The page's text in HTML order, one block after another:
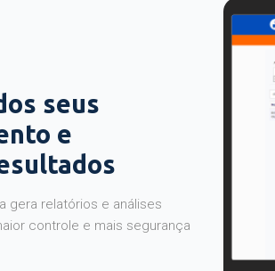
seus
e
gera relatórios e análises
controle e mais segurança